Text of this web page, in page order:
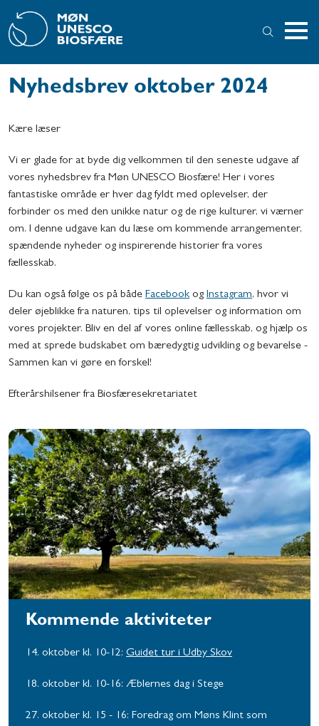
Nyhedsbrev oktober 2024
Kære læser
Vi er glade for at byde dig velkommen til den seneste udgave af
vores nyhedsbrev fra Møn UNESCO Biosfære! Her i vores
fantastiske område er hver dag fyldt med oplevelser, der
forbinder os med den unikke natur og de rige kulturer, vi værner
om. I denne udgave kan du læse om kommende arrangementer,
spændende nyheder og inspirerende historier fra vores
fællesskab.
Du kan også følge os på både Facebookog Instagram, hvor vi
deler øjeblikke fra naturen, tips til oplevelser og information om
vores projekter. Bliv en del af vores online fællesskab, og hjælp os
med at sprede budskabet om bæredygtig udvikling og bevarelse -
Sammen kan vi gøre en forskel!
Efterårshilsener fra Biosfæresekretariatet
Kommende aktiviteter
14. oktober kl. 10-12: Guidet tur i Udby Skov
18. oktober kl. 10-16: Æblernes dag i Stege
27. oktober kl. 15 - 16: Foredrag om Møns Klint som